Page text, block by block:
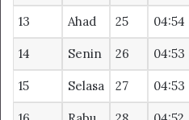
13 Ahad 25 04:54
14 Senin 26 04:53
15 Selasa 27 04:53